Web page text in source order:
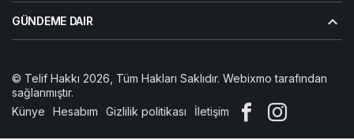
GÜNDEME DAIR
© Telif Hakkı 2026, Tüm Hakları Saklıdır. Webixmo tarafından
sağlanmıştır.
Künye
Hesabım Gizlilik politikası İletişim